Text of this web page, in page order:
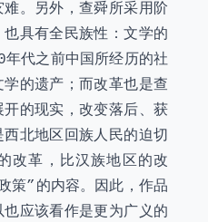
。另外，查舜所采用阶
具有全民族性：文学的
年代之前中国所经历的社
的遗产；而改革也是查
的现实，改变落后、获
北地区回族人民的迫切
改革，比汉族地区的改
策”的内容。因此，作品
应该看作是更为广义的